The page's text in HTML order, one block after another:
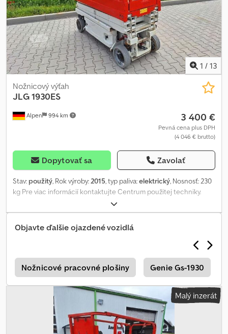
1 / 13
Alpen 994 km
Nožnicový výťah
JLG1930ES
3 400 €
Pevná cena plus DPH
(4 046 € brutto)
Dopytovať sa Zavolať
Stav: použitý, Rok výroby:2015, typ paliva:elektrický, Nosnosť: 230
kg Pre viac informácií kontaktujte Centrum použitej techniky.
Objavte ďalšie ojazdené vozidlá
Nožnicové pracovné plošiny Genie Gs-1930
Malý inzerát